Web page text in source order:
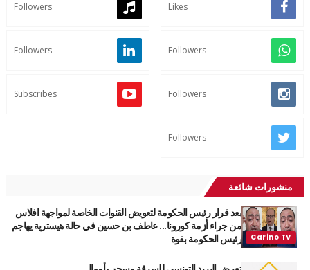
Likes
Followers
Followers
Followers
Followers
Subscribes
Followers
منشورات شائعة
بعد قرار رئيس الحكومة لتعويض القنوات الخاصة لمواجهة افلاس
من جراء أزمة كورونا... عاطف بن حسين في حالة هيسترية يهاجم
رئيس الحكومة بقوة